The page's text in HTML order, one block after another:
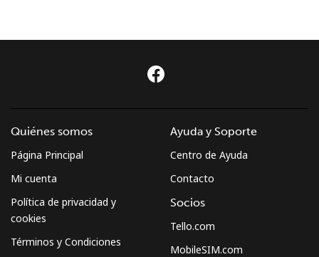
Quiénes somos
Página Principal
Mi cuenta
Política de privacidad y
cookies
Términos y Condiciones
Ayuda y Soporte
Centro de Ayuda
Contacto
Socios
Tello.com
MobileSIM.com